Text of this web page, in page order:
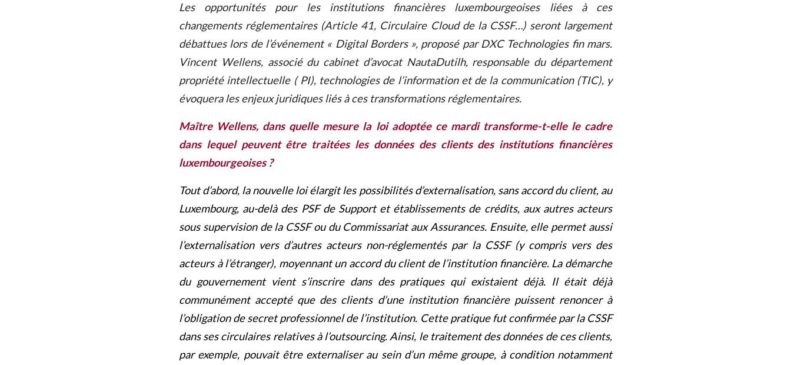
Les opportunités pour les institutions financières luxembourgeoises liées à ces
changements réglementaires (Article 41, Circulaire Cloud de la CSSF…) seront largement
débattues lors de l’événement « Digital Borders », proposé par DXC Technologies fin mars.
Vincent Wellens, associé du cabinet d’avocat NautaDutilh, responsable du département
propriété intellectuelle ( PI), technologies de l’information et de la communication (TIC), y
évoquera les enjeux juridiques liés à ces transformations réglementaires.
Maître Wellens, dans quelle mesure la loi adoptée ce mardi transforme-t-elle le cadre
dans lequel peuvent être traitées les données des clients des institutions financières
luxembourgeoises ?
Tout d’abord, la nouvelle loi élargit les possibilités d’externalisation, sans accord du client, au
Luxembourg, au-delà des PSF de Support et établissements de crédits, aux autres acteurs
sous supervision de la CSSF ou du Commissariat aux Assurances. Ensuite, elle permet aussi
l’externalisation vers d’autres acteurs non-réglementés par la CSSF (y compris vers des
acteurs à l’étranger), moyennant un accord du client de l’institution financière. La démarche
du gouvernement vient s’inscrire dans des pratiques qui existaient déjà. Il était déjà
communément accepté que des clients d’une institution financière puissent renoncer à
l’obligation de secret professionnel de l’institution. Cette pratique fut confirmée par la CSSF
dans ses circulaires relatives à l’outsourcing. Ainsi, le traitement des données de ces clients,
par exemple, pouvait être externaliser au sein d’un même groupe, à condition notamment